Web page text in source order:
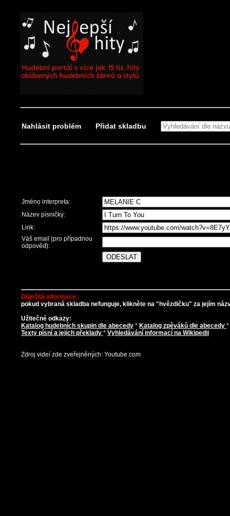
Nahlásit problém Přidat skladbu
Jméno interpreta:
Název písničky:
Link:
Váš email (pro případnou
odpověď):
Důležitá informace:
pokud vybraná skladba nefunguje, klikněte na "hvězdičku" za jejím
Užitečné odkazy:
Katalog hudebních skupin dle abecedy * Katalog zpěváků dle abecedy *
Texty písní a jejich překlady * Vyhledávání informací na Wikipedii
Zdroj videí zde zveřejněných: Youtube.com